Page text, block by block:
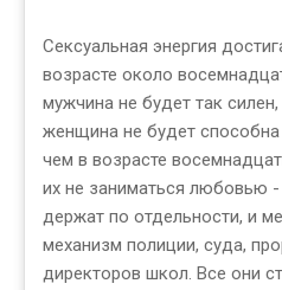
Сексуальная энергия
возрасте около
мужчина не будет так
женщина не будет
чем в возрасте
их не заниматься любовью
держат по отдельности, и
механизм полиции, суда,
директоров школ. Все они